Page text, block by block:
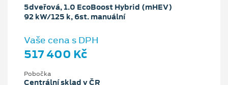
5dveřová, 1.0 EcoBoost Hybrid (mHEV)
92 kW/125 k, 6st. manuální
Vaše cena s DPH
517 400 Kč
Pobočka
Centrální sklad v ČR